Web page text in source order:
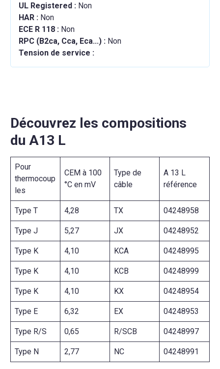
UL Registered : Non
HAR : Non
ECE R 118 : Non
RPC (B2ca, Cca, Eca...) : Non
Tension de service :
Découvrez les compositions
du A13 L
Pour
thermocoup
les
CEM à 100
°C en mV
Type de
câble
A 13 L
référence
Type T 4,28 TX 04248958
Type J 5,27 JX 04248952
Type K 4,10 KCA 04248995
Type K 4,10 KCB 04248999
Type K 4,10 KX 04248954
Type E 6,32 EX 04248953
Type R/S 0,65 R/SCB 04248997
Type N 2,77 NC 04248991